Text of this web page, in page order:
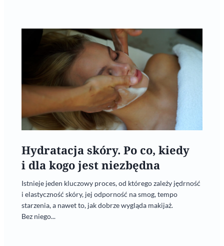
Hydratacja skóry. Po co, kiedy
i dla kogo jest niezbędna
Istnieje jeden kluczowy proces, od którego zależy jędrność
i elastyczność skóry, jej odporność na smog, tempo
starzenia, a nawet to, jak dobrze wygląda makijaż.
Bez niego...